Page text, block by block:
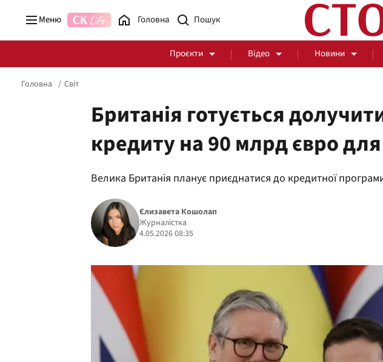
Меню Головна
Проєкти Відео Новини
Стоп Політичній Корупції Чесні закупівлі За
Здоров'я Події
Головна Світ
Британія готується
кредиту на 90 млрд євро
Велика Британія планує приєднатися до кредитної
Єлизавета Кошолап
Журналістка
4.05.2026 08:35